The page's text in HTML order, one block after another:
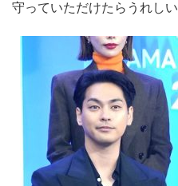
守っていただけたらうれし